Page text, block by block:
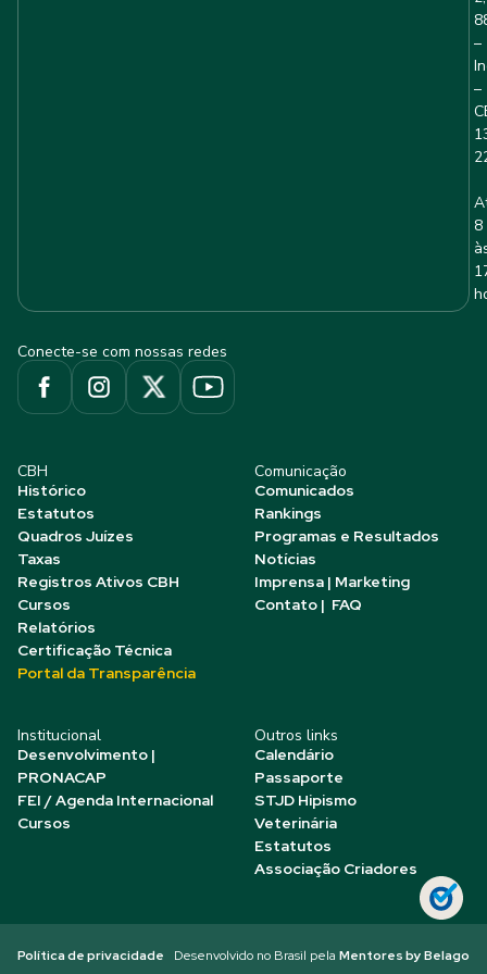
–
–
8
Conecte-se com nossas redes
CBH
Histórico
Estatutos
Quadros Juízes
Taxas
Registros Ativos CBH
Cursos
Relatórios
Certificação Técnica
Portal da Transparência
Comunicação
Comunicados
Rankings
Programas e Resultados
Notícias
Imprensa | Marketing
Contato | FAQ
Institucional
Desenvolvimento |
PRONACAP
FEI / Agenda Internacional
Cursos
Outros links
Calendário
Passaporte
STJD Hipismo
Veterinária
Estatutos
Associação Criadores
Política de privacidade Desenvolvido no Brasil pela Mentores by Belago